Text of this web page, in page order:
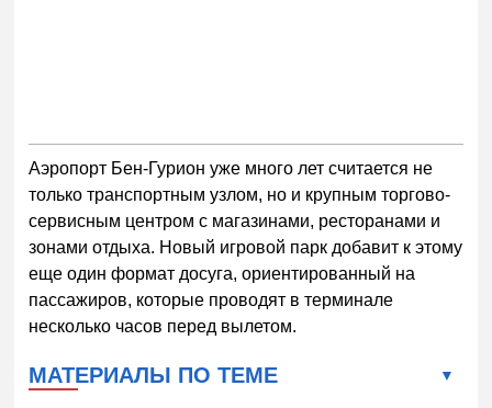
Аэропорт Бен-Гурион уже много лет считается не
только транспортным узлом, но и крупным торгово-
сервисным центром с магазинами, ресторанами и
зонами отдыха. Новый игровой парк добавит к этому
еще один формат досуга, ориентированный на
пассажиров, которые проводят в терминале
несколько часов перед вылетом.
МАТЕРИАЛЫ ПО ТЕМЕ